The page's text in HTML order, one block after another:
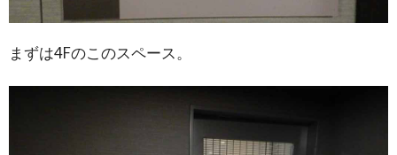
まずは4Fのこのスペース。